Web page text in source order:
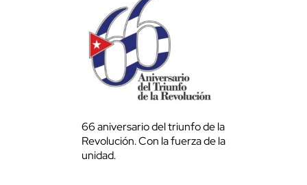
66 aniversario del triunfo de la
Revolución. Con la fuerza de la
unidad.